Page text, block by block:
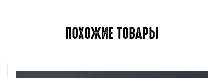
ПОХОЖИЕ ТОВАРЫ